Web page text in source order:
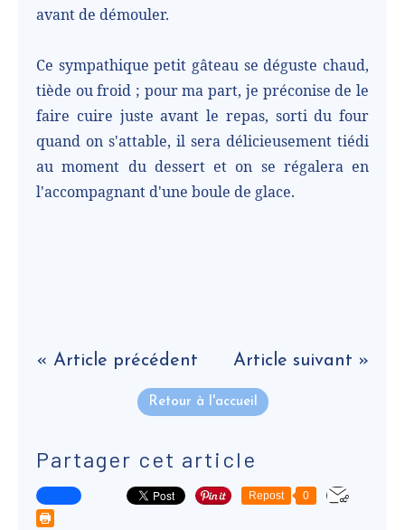
avant de démouler.
Ce sympathique petit gâteau se déguste chaud,
tiède ou froid ; pour ma part, je préconise de le
faire cuire juste avant le repas, sorti du four
quand on s'attable, il sera délicieusement tiédi
au moment du dessert et on se régalera en
l'accompagnant d'une boule de glace.
« Article précédent Article suivant »
Retour à l'accueil
Partager cet article
Repost 0